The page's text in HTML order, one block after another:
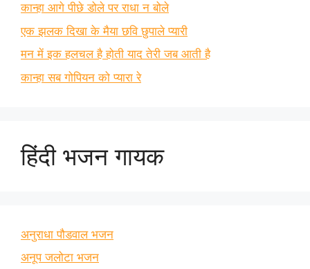
कान्हा आगे पीछे डोले पर राधा न बोले
एक झलक दिखा के मैया छवि छुपाले प्यारी
मन में इक हलचल है होती याद तेरी जब आती है
कान्हा सब गोपियन को प्यारा रे
हिंदी भजन गायक
अनुराधा पौडवाल भजन
अनूप जलोटा भजन